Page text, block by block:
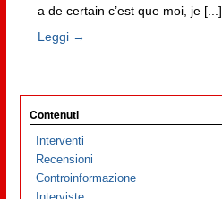
a de certain c’est que moi, je [...]
Leggi →
Contenuti
Interventi
Recensioni
Controinformazione